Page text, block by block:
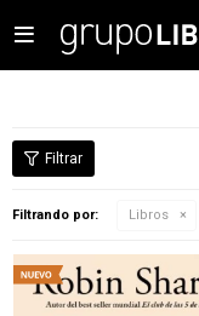

Filtrando por: Libros